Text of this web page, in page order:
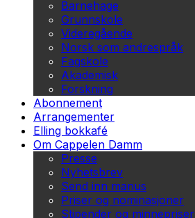
Barnehage
Grunnskole
Videregående
Norsk som andrespråk
Fagskole
Akademisk
Forskning
Abonnement
Arrangementer
Elling bokkafé
Om Cappelen Damm
Presse
Nyhetsbrev
Send inn manus
Priser og nominasjoner
Stipender og minnepriser